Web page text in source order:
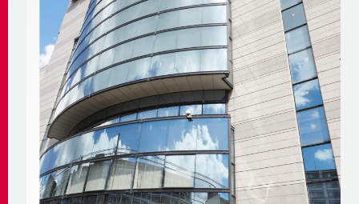
お知らせ
メディア
更新情報
熱供給
みなとみらい21熱供給のサステナビリティ
脱炭素への取組み
脱炭素関連サービスの提供
最新鋭設備の導入
省エネ・省コストの両立
自社の取組み
BCP
事業概要 ～地域冷暖房とは～
地域冷暖房の仕組み
個別冷暖房との相違点
地域冷暖房の特性
街づくりへの貢献
経済性
企業情報
会社概要
事業沿革
企業理念・行動指針
メニューを閉じる